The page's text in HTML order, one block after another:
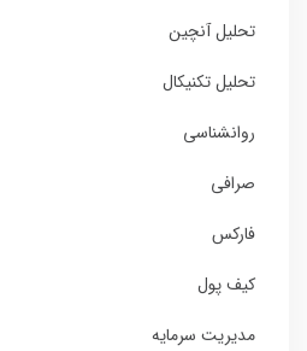
تحلیل آنچین
تحلیل تکنیکال
روانشناسی
صرافی
فارکس
کیف پول
مدیریت سرمایه